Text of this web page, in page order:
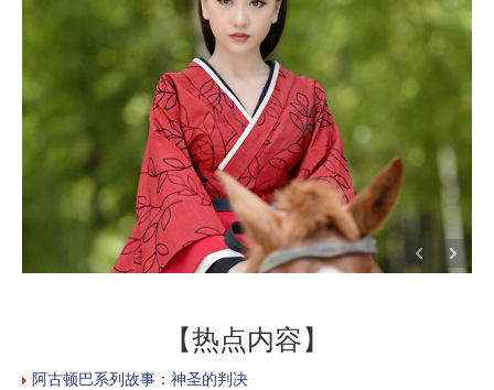
【热点内容】
阿古顿巴系列故事：神圣的判决